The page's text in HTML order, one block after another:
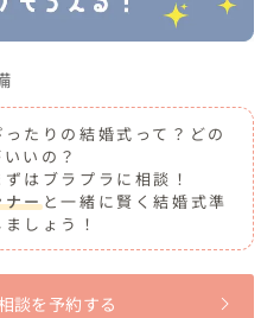
たりの結婚式って？どの
いの？
はブラプラに相談！
ナーと一緒に賢く結婚式準
しょう！
談を予約する